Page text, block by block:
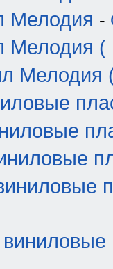
Мелодия -
Мелодия (
Мелодия